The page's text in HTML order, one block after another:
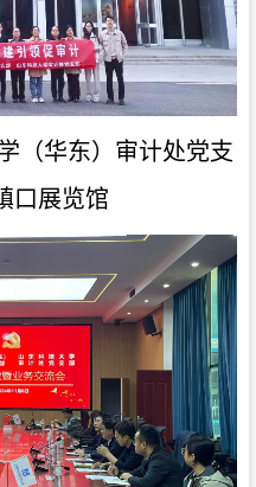
（华东）审计处党支
口展览馆